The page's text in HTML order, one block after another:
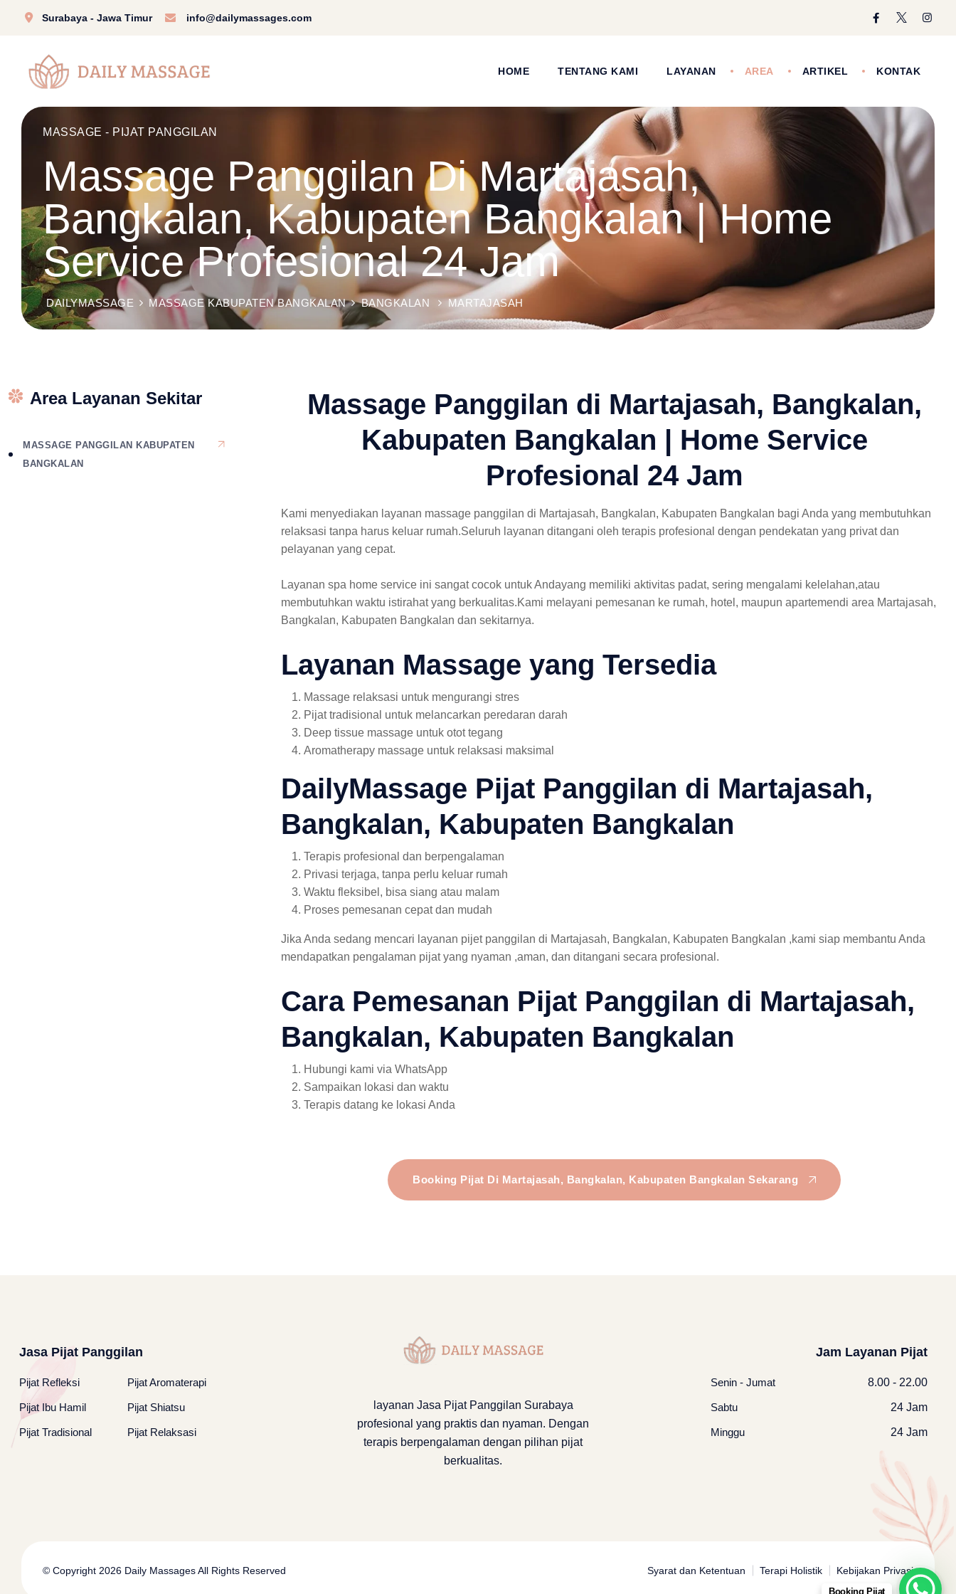
Surabaya - Jawa Timur info@dailymassages.com
HOME TENTANG KAMI LAYANAN AREA ARTIKEL KONTAK
MASSAGE - PIJAT PANGGILAN
Massage Panggilan Di Martajasah,
Bangkalan, Kabupaten Bangkalan | Home
Service Profesional 24 Jam
DAILYMASSAGE MASSAGE KABUPATEN BANGKALAN BANGKALAN MARTAJASAH
Massage Panggilan di Martajasah, Bangkalan,
Kabupaten Bangkalan | Home Service
Profesional 24 Jam
Kami menyediakan layanan massage panggilan di Martajasah, Bangkalan, Kabupaten Bangkalan bagi Anda yang membutuhkan
relaksasi tanpa harus keluar rumah.Seluruh layanan ditangani oleh terapis profesional dengan pendekatan yang privat dan
pelayanan yang cepat.
Layanan spa home service ini sangat cocok untuk Andayang memiliki aktivitas padat, sering mengalami kelelahan,atau
membutuhkan waktu istirahat yang berkualitas.Kami melayani pemesanan ke rumah, hotel, maupun apartemendi area Martajasah,
Bangkalan, Kabupaten Bangkalan dan sekitarnya.
Layanan Massage yang Tersedia
Massage relaksasi untuk mengurangi stres
Pijat tradisional untuk melancarkan peredaran darah
Deep tissue massage untuk otot tegang
Aromatherapy massage untuk relaksasi maksimal
DailyMassage Pijat Panggilan di Martajasah,
Bangkalan, Kabupaten Bangkalan
Terapis profesional dan berpengalaman
Privasi terjaga, tanpa perlu keluar rumah
Waktu fleksibel, bisa siang atau malam
Proses pemesanan cepat dan mudah
Jika Anda sedang mencari layanan pijet panggilan di Martajasah, Bangkalan, Kabupaten Bangkalan ,kami siap membantu Anda
mendapatkan pengalaman pijat yang nyaman ,aman, dan ditangani secara profesional.
Cara Pemesanan Pijat Panggilan di Martajasah,
Bangkalan, Kabupaten Bangkalan
Hubungi kami via WhatsApp
Sampaikan lokasi dan waktu
Terapis datang ke lokasi Anda
Booking Pijat Di Martajasah, Bangkalan, Kabupaten Bangkalan Sekarang
Area Layanan Sekitar
MASSAGE PANGGILAN KABUPATEN
BANGKALAN
Jasa Pijat Panggilan
Pijat Refleksi Pijat Aromaterapi
Pijat Ibu Hamil Pijat Shiatsu
Pijat Tradisional Pijat Relaksasi
layanan Jasa Pijat Panggilan Surabaya
profesional yang praktis dan nyaman. Dengan
terapis berpengalaman dengan pilihan pijat
berkualitas.
Jam Layanan Pijat
Senin - Jumat 8.00 - 22.00
Sabtu 24 Jam
Minggu 24 Jam
© Copyright 2026 Daily MassagesAll Rights Reserved Syarat dan Ketentuan Terapi Holistik Kebijakan Privasi
Booking Pijat